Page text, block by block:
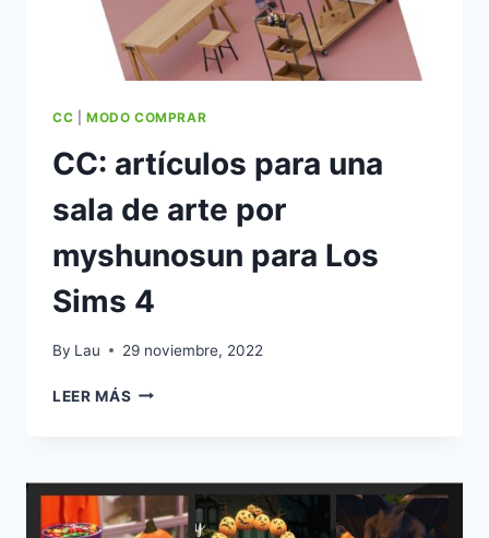
CC MODO COMPRAR
CC: artículos para una
sala de arte por
myshunosun para Los
Sims 4
By Lau 29 noviembre, 2022
LEER MÁS CC:
SALA
ARTE